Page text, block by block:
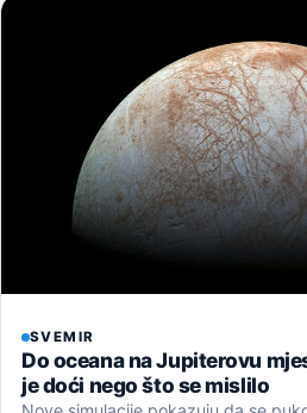
SVEMIR
Do oceana na Jupiterovu
je doći nego što se mislilo